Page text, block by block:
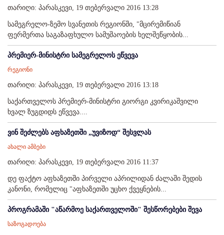
თარიღი: პარასკევი, 19 თებერვალი 2016 13:28
სამეგრელო-ზემო სვანეთის რეგიონში, "მცირემიწიან
ფერმერთა საგაზაფხულო სამუშაოების ხელშეწყობის...
პრემიერ-მინისტრი სამეგრელოს ეწვევა
რეგიონი
თარიღი: პარასკევი, 19 თებერვალი 2016 13:18
საქართველოს პრემიერ-მინისტრი გიორგი კვირიკაშვილი
ხვალ ზუგდიდს ეწვევა....
ვინ შეძლებს აფხაზეთში „უვიზოდ“ შესვლას
ახალი ამბები
თარიღი: პარასკევი, 19 თებერვალი 2016 11:37
დე ფაქტო აფხაზეთში პირველი აპრილიდან ძალაში შედის
კანონი, რომელიც "აფხაზეთში უცხო ქვეყნების...
პროგრამაში "აწარმოე საქართველოში" შესწორებები შევა
საზოგადოება